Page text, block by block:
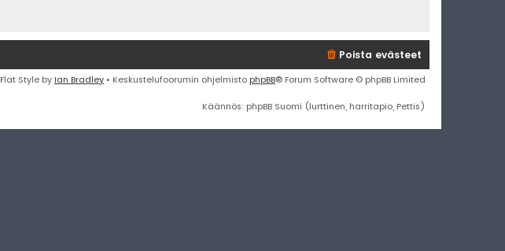
Poista evästeet
Flat Style by Ian Bradley • Keskustelufoorumin ohjelmisto phpBB® Forum Software © phpBB Limited
Käännös: phpBB Suomi (lurttinen, harritapio, Pettis)